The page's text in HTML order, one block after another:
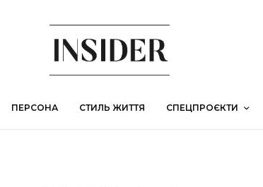
ПЕРСОНА СТИЛЬ ЖИТТЯ СПЕЦПРОЄКТИ